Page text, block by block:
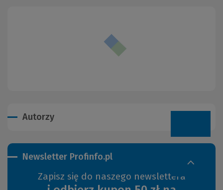
Autorzy
Newsletter Profinfo.pl
Zapisz się do naszego newslettera